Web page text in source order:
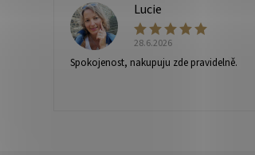
L
Lucie
28.6.2026
Spokojenost, nakupuju zde pravidelně.